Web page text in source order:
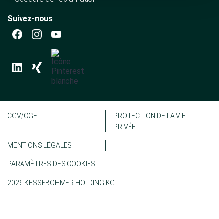
Suivez-nous
CGV/CGE
PROTECTION DE LA VIE
PRIVÉE
MENTIONS LÉGALES
PARAMÈTRES DES COOKIES
2026 KESSEBÖHMER HOLDING KG